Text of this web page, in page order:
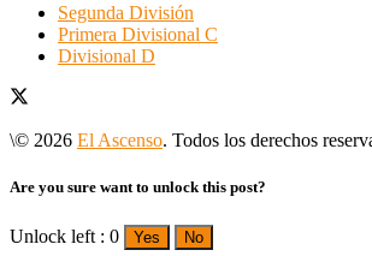
Segunda División
Primera Divisional C
Divisional D
\© 2026 El Ascenso. Todos los derechos
Are you sure want to unlock this post?
Unlock left : 0 Yes No